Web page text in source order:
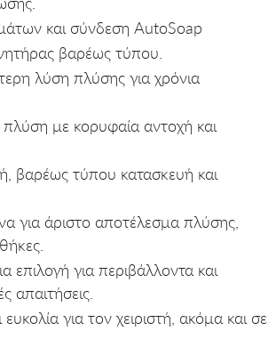
και σύνδεση AutoSoap
βαρέως τύπου.
λύση πλύσης για χρόνια
πλύση με κορυφαία αντοχή και
βαρέως τύπου κατασκευή και
για άριστο αποτέλεσμα πλύσης,
επιλογή για περιβάλλοντα και
απαιτήσεις.
για τον χειριστή, ακόμα και σε